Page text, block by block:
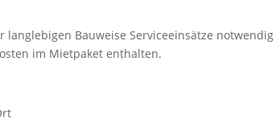
Bauweise Serviceeinsätze notwendig
im Mietpaket enthalten.